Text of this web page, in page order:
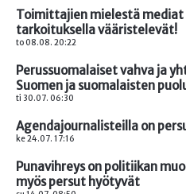
Toimittajien mielestä mediat
tarkoituksella vääristelevät!
to 08.08. 20:22
Perussuomalaiset vahva ja
Suomen ja suomalaisten
ti 30.07. 06:30
Agendajournalisteilla on
ke 24.07. 17:16
Punavihreys on politiikan
myös persut hyötyvät